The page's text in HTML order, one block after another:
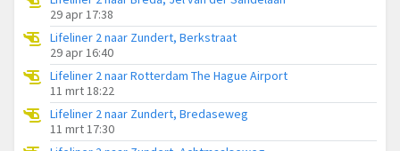
29 apr 17:38
Lifeliner 2 naar Zundert, Berkstraat
29 apr 16:40
Lifeliner 2 naar Rotterdam The Hague Airport
11 mrt 18:22
Lifeliner 2 naar Zundert, Bredaseweg
11 mrt 17:30